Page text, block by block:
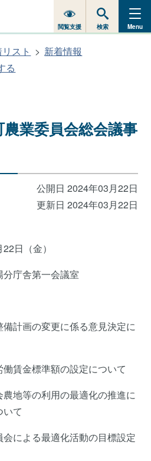
閲覧支援 検索 Menu
スト
新着情報
る
業委員会総会議事
公開日 2024年03月22日
更新日 2024年03月22日
日（金）
分庁舎第一会議室
計画の変更に係る意見決定に
賃金標準額の設定について
地等の利用の最適化の推進に
て
による最適化活動の目標設定